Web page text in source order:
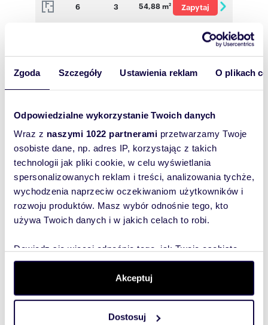
Zgoda Szczegóły Ustawienia reklam O plikach
Odpowiedzialne wykorzystanie Twoich danych
Wraz z naszymi 1022 partnerami przetwarzamy Twoje
osobiste dane, np. adres IP, korzystając z takich
technologii jak pliki cookie, w celu wyświetlania
spersonalizowanych reklam i treści, analizowania tychże,
wychodzenia naprzeciw oczekiwaniom użytkowników i
rozwoju produktów. Masz wybór odnośnie tego, kto
używa Twoich danych i w jakich celach to robi.
Dowiedz się więcej odnośnie tego, jak Twoje osobiste
dane są przetwarzane oraz ustaw własne preferencje w
. W Deklaracji plików cookie możesz
zmienić lub wycofać swoją zgodę w dowolnej chwili.
Wykorzystujemy pliki cookie do spersonalizowania treści
Akceptuj
Dostosuj
6 3 54,88 m2
Zapytaj
o cenę
Zapytaj
o cenę
6 57,12 m2
Zapytaj
7 3 54,88 m2
Zapytaj
o cenę
7 2 47,90 m2
Zapytaj
o cenę
Zapytaj
o cenę
7 2 47,16 m2
Zapytaj
Zapytaj
8 3 54,88 m
Zapytaj